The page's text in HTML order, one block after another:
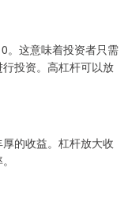
。这意味着投资者只需
投资。高杠杆可以放
的收益。杠杆放大收